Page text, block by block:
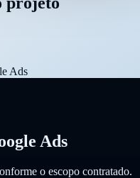
Ads
Ads
o escopo contratado.